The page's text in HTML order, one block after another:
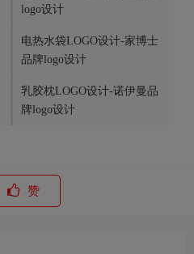
logo设计
电热水袋LOGO设计-家博士
品牌logo设计
乳胶枕LOGO设计-诺伊曼品
牌logo设计
赞